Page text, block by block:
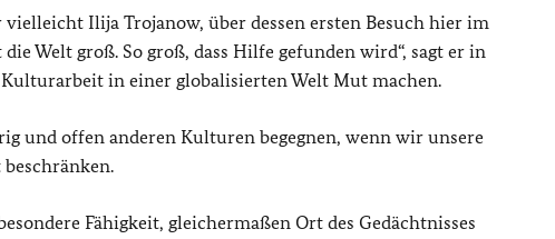
Ilija Trojanow, über dessen ersten Besuch hier im
Welt groß. So groß, dass Hilfe gefunden wird“, sagt er in
in einer globalisierten Welt Mut machen.
und offen anderen Kulturen begegnen, wenn wir unsere
Fähigkeit, gleichermaßen Ort des Gedächtnisses